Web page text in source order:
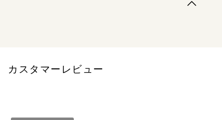
を、本村教授と東大西洋史学研究室出身...
カスタマーレビュー